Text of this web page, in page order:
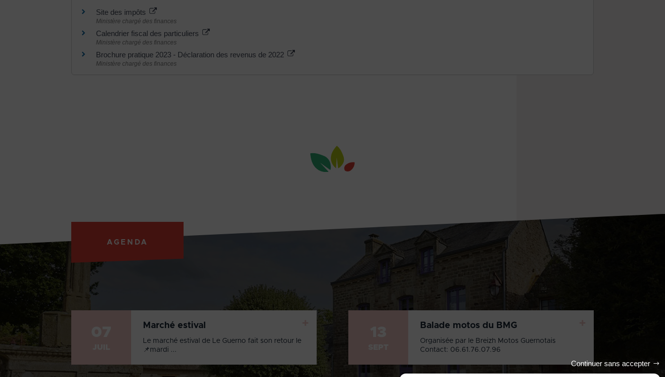
Continuer sans accepter
Site des impôts
Ministère chargé des finances
Calendrier fiscal des particuliers
Ministère chargé des finances
Brochure pratique 2023 - Déclaration des revenus de 2022
Ministère chargé des finances
AGENDA
Marché estival
Le marché estival de Le Guerno fait son retour le
📌mardi ...
Balade motos du BMG
Organisée par le Breizh Motos Guernotais
Contact: 06.61.76.07.96